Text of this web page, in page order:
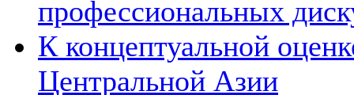
профессиональных
К концептуальной
Центральной Азии